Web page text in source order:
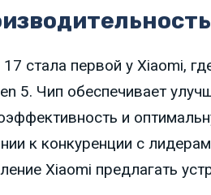
стала первой у Xiaomi,
5. Чип обеспечивает
и
к конкуренции с
Xiaomi предлагать